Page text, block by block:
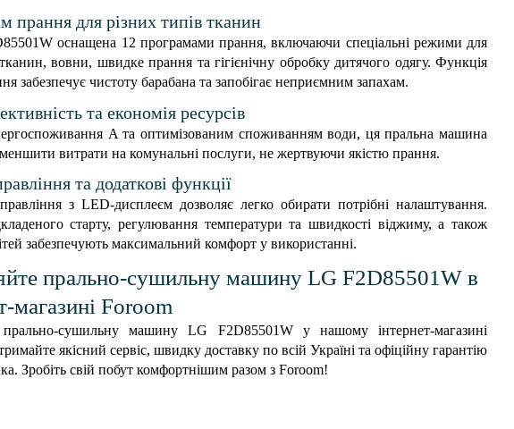
прання для різних типів тканин
оснащена 12 програмами прання, включаючи спеціальні режими для
вовни, швидке прання та гігієнічну обробку дитячого одягу. Функція
забезпечує чистоту барабана та запобігає неприємним запахам.
та економія ресурсів
A та оптимізованим споживанням води, ця пральна машина
витрати на комунальні послуги, не жертвуючи якістю прання.
та додаткові функції
з LED-дисплеєм дозволяє легко обирати потрібні налаштування.
старту, регулювання температури та швидкості віджиму, а також
забезпечують максимальний комфорт у використанні.
прально-сушильну машину LG F2D85501W в
магазині Foroom
сушильну машину LG F2D85501W у нашому інтернет-магазині
якісний сервіс, швидку доставку по всій Україні та офіційну гарантію
Зробіть свій побут комфортнішим разом з Foroom!